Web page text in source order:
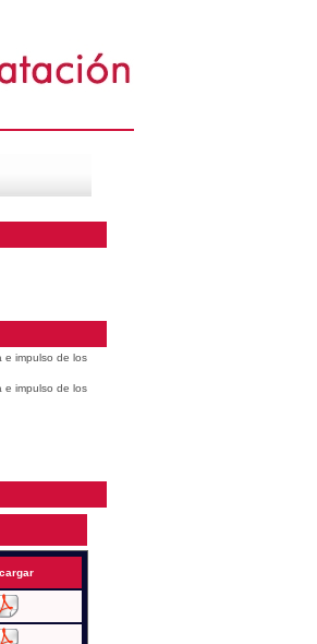
e impulso de los
e impulso de los